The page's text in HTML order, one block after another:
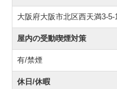
大阪府大阪市北区西天満3-
屋内の受動喫煙対策
有/禁煙
休日/休暇